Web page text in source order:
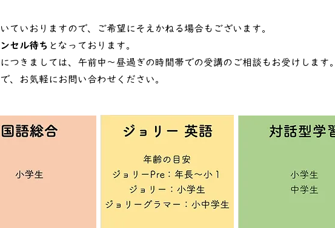
ていおりますので、ご希望にそえかねる場合もございます。
セル待ち となっております。
つきましては、午前中〜昼過ぎの時間帯での受講のご相談もお受けします。​
、お気軽にお問い合わせください。